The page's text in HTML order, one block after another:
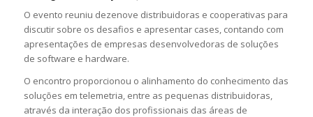
O evento reuniu dezenove distribuidoras e cooperativas para
discutir sobre os desafios e apresentar cases, contando com
apresentações de empresas desenvolvedoras de soluções
de software e hardware.
O encontro proporcionou o alinhamento do conhecimento das
soluções em telemetria, entre as pequenas distribuidoras,
através da interação dos profissionais das áreas de